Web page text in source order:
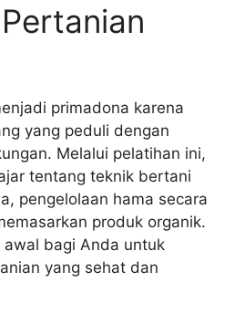
primadona karena
yang peduli dengan
Melalui pelatihan ini,
tentang teknik bertani
pengelolaan hama secara
produk organik.
bagi Anda untuk
yang sehat dan